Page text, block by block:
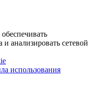
анализировать сетевой
использования